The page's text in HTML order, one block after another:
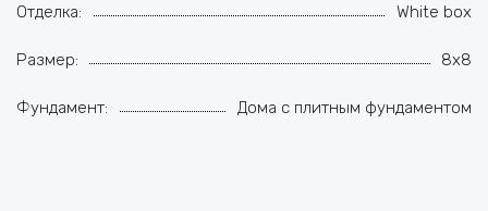
Отделка: White box
Размер: 8x8
Фундамент: Дома с плитным фундаментом